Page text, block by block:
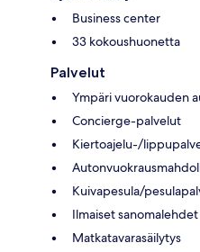
Business center
33 kokoushuonetta
Palvelut
Ympäri vuorokauden
Concierge-palvelut
Kiertoajelu-/
Kuivapesula/
Ilmaiset sanomalehdet
Matkatavarasäilytys